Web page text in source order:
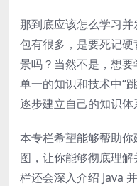
那到底应该怎么学习并
包有很多，是要死记
景吗？当然不是，想
单一的知识和技术中“
逐步建立自己的知识体
本专栏希望能够帮助
图，让你能够彻底理
栏还会深入介绍 Java